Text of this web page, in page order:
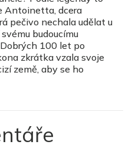
Antoinetta, dcera
pečivo nechala udělat u
budoucímu
100 let po
zkrátka vzala svoje
země, aby se ho